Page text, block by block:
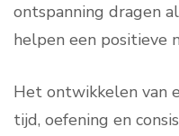
ontspanning dragen
helpen een positieve
Het ontwikkelen van
tijd, oefening en